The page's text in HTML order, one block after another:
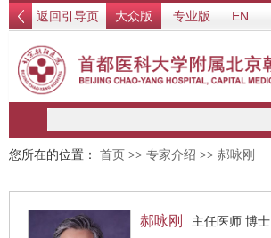
返回引导页 大众版 专业版 EN
您所在的位置： 首页 >> 专家介绍 >> 郝咏刚
郝咏刚
主任医师 博士